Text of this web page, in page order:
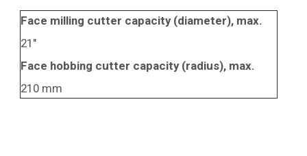
Face milling cutter capacity (diameter), max.
21"
Face hobbing cutter capacity (radius), max.
210 mm